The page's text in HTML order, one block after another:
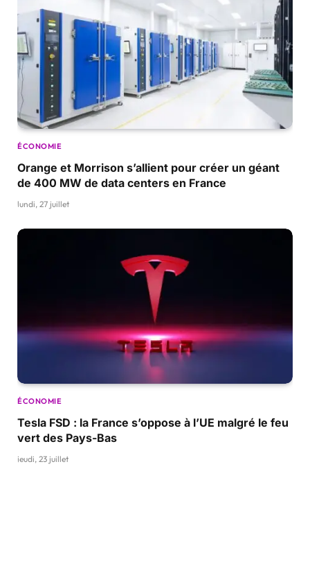
ÉCONOMIE
Orange et Morrison s’allient pour créer un géant
de 400 MW de data centers en France
lundi, 27 juillet
ÉCONOMIE
Tesla FSD : la France s’oppose à l’UE malgré le feu
vert des Pays-Bas
jeudi, 23 juillet